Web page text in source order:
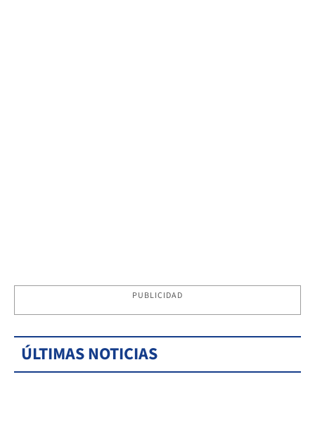
PUBLICIDAD
ÚLTIMAS NOTICIAS